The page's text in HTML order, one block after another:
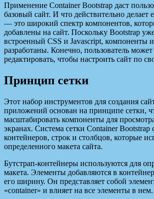
Применение Container Bootstrap даст
базовый сайт. И что действительно
— это широкий спектр компонентов,
добавлены на сайт. Поскольку Bootstrap
встроенный CSS и Javascript, компоненты
разработаны. Конечно, пользователь
редактировать, чтобы настроить сайт по
Принцип сетки
Этот набор инструментов для создания
приложений основан на принципе сетки,
масштабировать компоненты для
экранах. Система сетки Container Bootstrap
контейнеров, строк и столбцов, которые
определенного макета сайта.
Бутстрап-контейнеры используются для
макета. Элементы добавляются в
его ширину. Он представляет собой
«container» и влияет на все элементы в нем.